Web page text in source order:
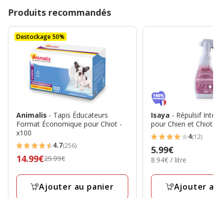
Produits recommandés
Destockage 50%
Animalis - Tapis Éducateurs
Format Économique pour Chiot -
x100
4.7
étoiles
avec
4.7(256)
Prix
29.99€,
prix
14.99€29.99€
Ajouter au panier
Isaya - Répulsif
pour Chien et Chiot -
4
étoiles
avec
12
4(12)
Prix
5.99€
5.99€
8.94€
Litre
8.94€ / litre
Ajouter